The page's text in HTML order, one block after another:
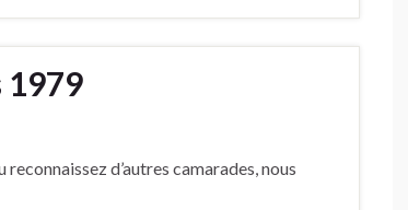
1979
d’autres camarades, nous